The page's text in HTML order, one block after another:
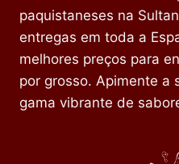
paquistaneses na
entregas em toda a
melhores preços para
por grosso. Apimente a
gama vibrante de